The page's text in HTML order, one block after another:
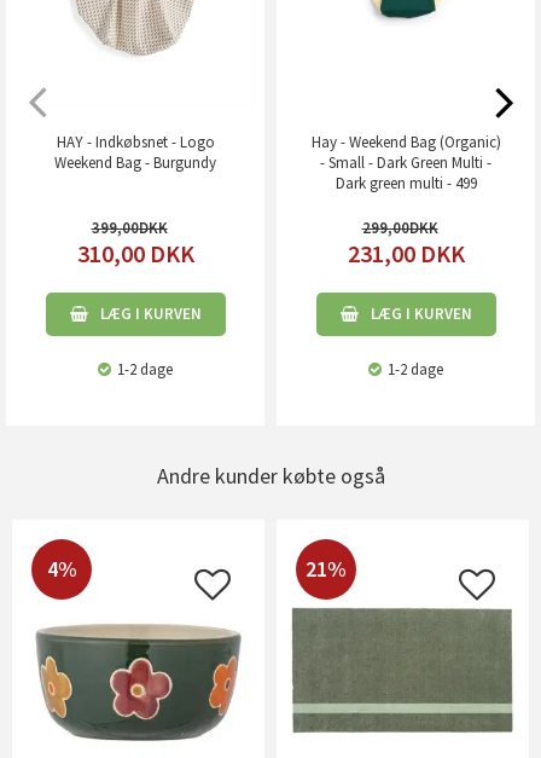
HAY - Indkøbsnet - Logo
Weekend Bag - Burgundy
399,00
310,00 DKK
LÆG I KURVEN
1-2 dage
Hay - Weekend Bag (Organic)
- Small - Dark Green Multi -
Dark green multi - 499
299,00
231,00 DKK
LÆG I KURVEN
1-2 dage
Andre kunder købte også
4% 21%